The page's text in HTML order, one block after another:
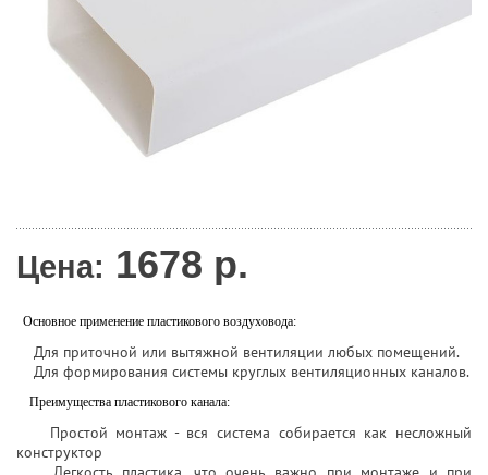
Цена: 1678 р.
Основное применение пластикового воздуховода:
Для приточной или вытяжной вентиляции любых помещений.
Для формирования cистемы круглых вентиляционных каналов.
Преимущества пластикового канала:
Простой монтаж - вся система собирается как несложный
конструктор